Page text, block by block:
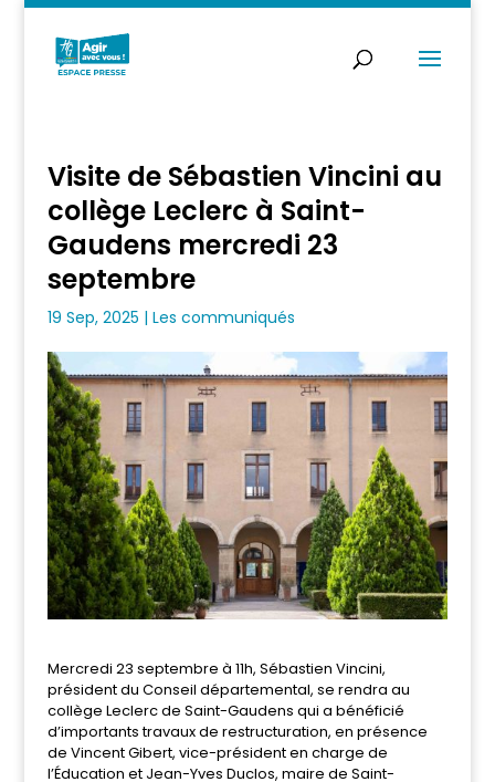
Visite de Sébastien Vincini au
collège Leclerc à Saint-
Gaudens mercredi 23
septembre
19 Sep, 2025 | Les communiqués
Mercredi 23 septembre à 11h, Sébastien Vincini,
président du Conseil départemental, se rendra au
collège Leclerc de Saint-Gaudens qui a bénéficié
d’importants travaux de restructuration, en présence
de Vincent Gibert, vice-président en charge de
l’Éducation et Jean-Yves Duclos, maire de Saint-